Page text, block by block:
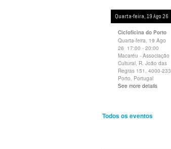
Quarta-feira, 19 Ago 26
Cicloficina do Porto
Quarta-feira, 19 Ago
26 17:00 - 20:00
Macaréu - Associação
Cultural, R. João das
Regras 151, 4000-233
Porto, Portugal
See more details
Todos os eventos